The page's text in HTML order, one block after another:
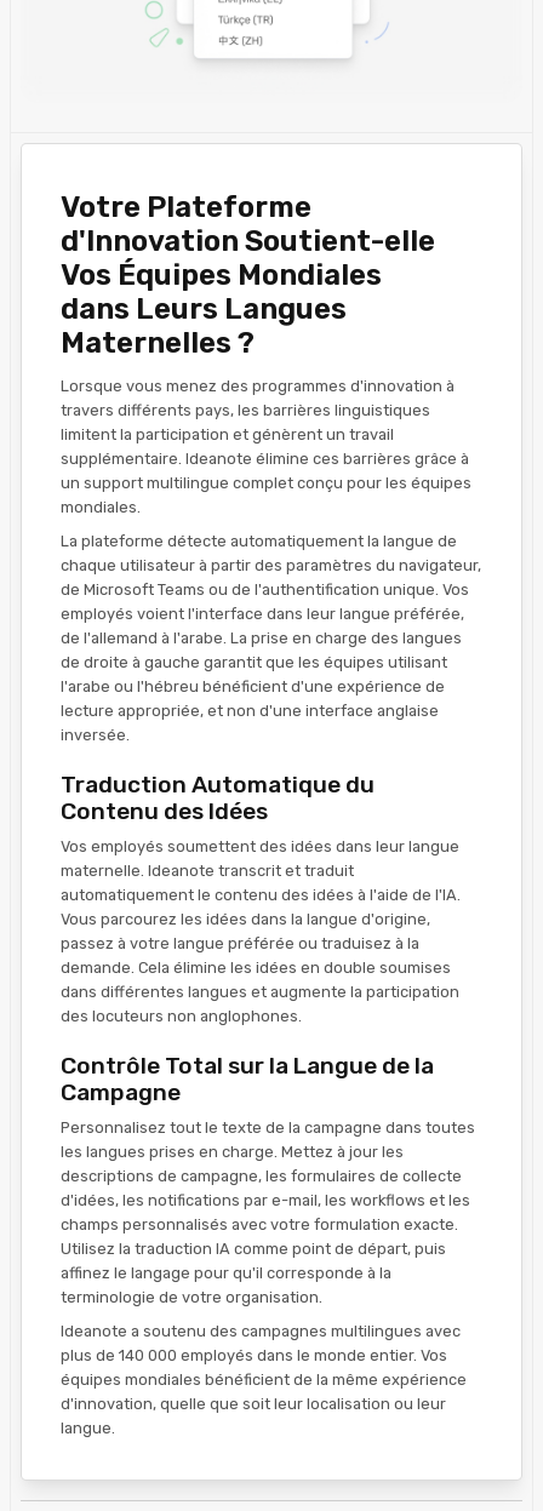
Votre Plateforme
d'Innovation Soutient-elle
Vos Équipes Mondiales
dans Leurs Langues
Maternelles ?
Lorsque vous menez des programmes d'innovation à
travers différents pays, les barrières linguistiques
limitent la participation et génèrent un travail
supplémentaire. Ideanote élimine ces barrières grâce à
un support multilingue complet conçu pour les équipes
mondiales.
La plateforme détecte automatiquement la langue de
chaque utilisateur à partir des paramètres du navigateur,
de Microsoft Teams ou de l'authentification unique. Vos
employés voient l'interface dans leur langue préférée,
de l'allemand à l'arabe. La prise en charge des langues
de droite à gauche garantit que les équipes utilisant
l'arabe ou l'hébreu bénéficient d'une expérience de
lecture appropriée, et non d'une interface anglaise
inversée.
Traduction Automatique du
Contenu des Idées
Vos employés soumettent des idées dans leur langue
maternelle. Ideanote transcrit et traduit
automatiquement le contenu des idées à l'aide de l'IA.
Vous parcourez les idées dans la langue d'origine,
passez à votre langue préférée ou traduisez à la
demande. Cela élimine les idées en double soumises
dans différentes langues et augmente la participation
des locuteurs non anglophones.
Contrôle Total sur la Langue de la
Campagne
Personnalisez tout le texte de la campagne dans toutes
les langues prises en charge. Mettez à jour les
descriptions de campagne, les formulaires de collecte
d'idées, les notifications par e-mail, les workflows et les
champs personnalisés avec votre formulation exacte.
Utilisez la traduction IA comme point de départ, puis
affinez le langage pour qu'il corresponde à la
terminologie de votre organisation.
Ideanote a soutenu des campagnes multilingues avec
plus de 140 000 employés dans le monde entier. Vos
équipes mondiales bénéficient de la même expérience
d'innovation, quelle que soit leur localisation ou leur
langue.